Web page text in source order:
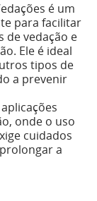
é um
para facilitar
de vedação e
Ele é ideal
tipos de
a prevenir
onde o uso
cuidados
a